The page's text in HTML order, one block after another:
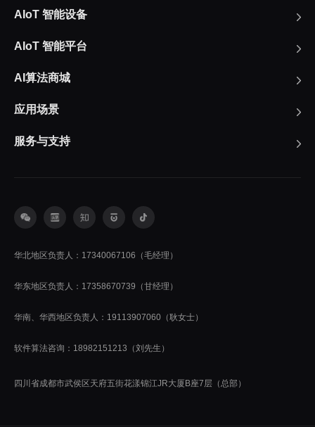
AIoT 智能设备
AIoT 智能平台
AI算法商城
应用场景
服务与支持
华北地区负责人：17340067106（毛经理）
华东地区负责人：17358670739（甘经理）
华南、华西地区负责人：19113907060（耿女士）
软件算法咨询：18982151213（刘先生）
四川省成都市武侯区天府五街花漾锦江JR大厦B座7层（总部）